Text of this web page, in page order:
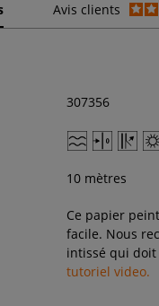
Avis clients
307356
10 mètres
Ce papier
facile. Nous
intissé qui
tutoriel video.